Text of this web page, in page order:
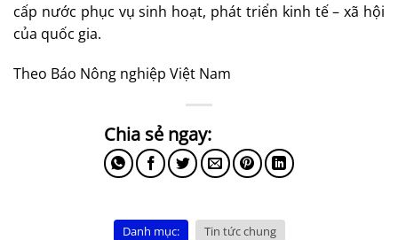
cấp nước phục vụ sinh hoạt, phát triển kinh tế – xã hội
của quốc gia.
Theo Báo Nông nghiệp Việt Nam
Danh mục: Tin tức chung